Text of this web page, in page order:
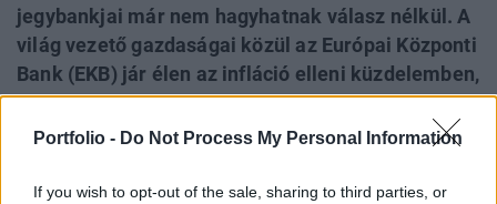
Portfolio - Do Not Process My Personal Information
If you wish to opt-out of the sale, sharing to third parties, or
jegybankjai már nem hagyhatnak válasz nélkül. A
világ vezető gazdaságai közül az Európai Központi
Bank (EKB) jár élen az infláció elleni küzdelemben,
a csütörtöki kamatdöntés pedig megmutathatja,
hogy milyen út előtt áll a világ többi fejlett